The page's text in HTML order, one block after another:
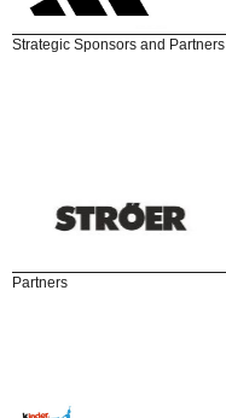
Strategic Sponsors and Partners
Partners